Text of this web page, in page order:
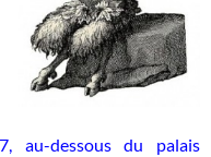
au-dessous du palais